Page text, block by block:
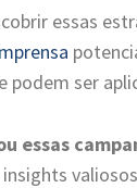
essas
ser
essas